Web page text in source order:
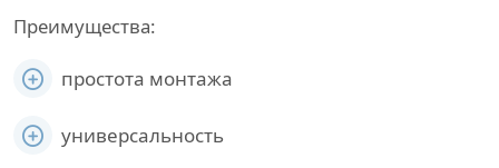
Преимущества:
простота монтажа
универсальность